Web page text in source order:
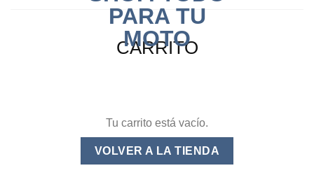
CARRITO
Tu carrito está vacío.
VOLVER A LA TIENDA